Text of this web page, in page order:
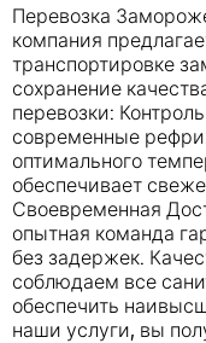
Перевозка
компания
транспортировке
сохранение
перевозки:
современные
оптимального
обеспечивает
Своевременная
опытная команда
без задержек.
соблюдаем все
обеспечить
наши услуги, вы